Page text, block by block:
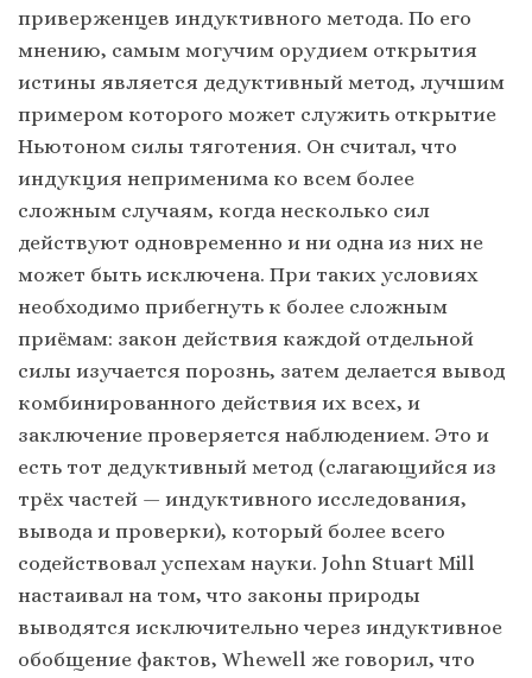
приверженцев индуктивного метода. По его
мнению, самым могучим орудием открытия
истины является дедуктивный метод, лучшим
примером которого может служить открытие
Ньютоном силы тяготения. Он считал, что
индукция неприменима ко всем более
сложным случаям, когда несколько сил
действуют одновременно и ни одна из них не
может быть исключена. При таких условиях
необходимо прибегнуть к более сложным
приёмам: закон действия каждой отдельной
силы изучается порознь, затем делается вывод
комбинированного действия их всех, и
заключение проверяется наблюдением. Это и
есть тот дедуктивный метод (слагающийся из
трёх частей — индуктивного исследования,
вывода и проверки), который более всего
содействовал успехам науки. John Stuart Mill
настаивал на том, что законы природы
выводятся исключительно через индуктивное
обобщение фактов, Whewell же говорил, что